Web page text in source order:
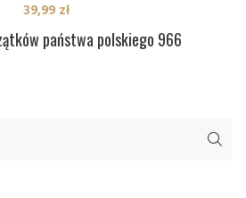
państwa polskiego 966
39,99 zł